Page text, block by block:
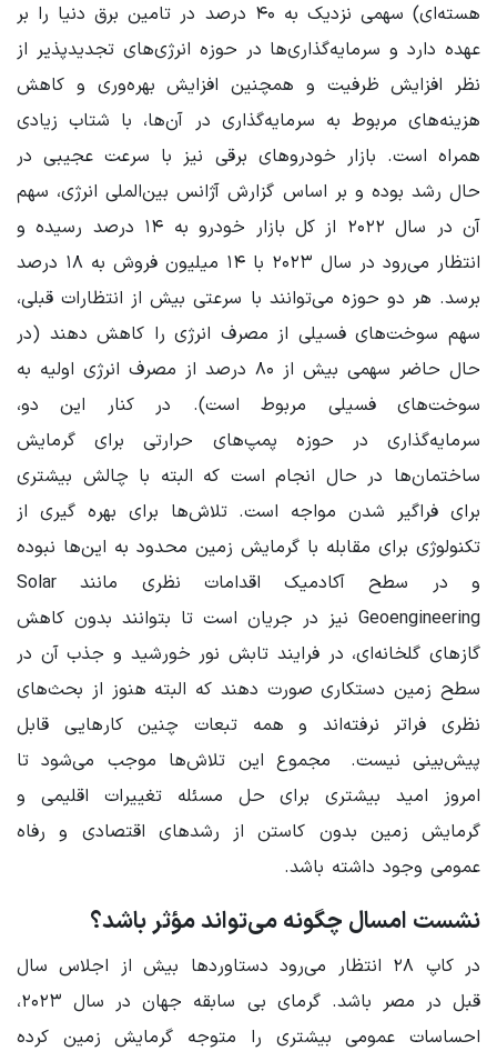
هسته‌ای) سهمی نزدیک به ۴۰ درصد در تامین برق دنیا را بر
عهده دارد و سرمایه‌گذاری‌ها در حوزه انرژی‌های تجدیدپذیر از
نظر افزایش ظرفیت و همچنین افزایش بهره‌وری و کاهش
هزینه‌های مربوط به سرمایه‌گذاری در آن‌ها، با شتاب زیادی
همراه است. بازار خودروهای برقی نیز با سرعت عجیبی در
حال رشد بوده و بر اساس گزارش آژانس بین‌الملی انرژی، سهم
آن در سال ۲۰۲۲ از کل بازار خودرو به ۱۴ درصد رسیده و
انتظار می‌رود در سال ۲۰۲۳ با ۱۴ میلیون فروش به ۱۸ درصد
برسد. هر دو حوزه می‌توانند با سرعتی بیش از انتظارات قبلی،
سهم سوخت‌های فسیلی از مصرف انرژی را کاهش دهند (در
حال حاضر سهمی بیش از ۸۰ درصد از مصرف انرژی اولیه به
سوخت‌های فسیلی مربوط است). در کنار این دو،
سرمایه‌گذاری در حوزه پمپ‌های حرارتی برای گرمایش
ساختمان‌ها در حال انجام است که البته با چالش بیشتری
برای فراگیر شدن مواجه است. تلاش‌ها برای بهره گیری از
تکنولوژی برای مقابله با گرمایش زمین محدود به این‌ها نبوده
و در سطح آکادمیک اقدامات نظری مانند Solar
Geoengineering نیز در جریان است تا بتوانند بدون کاهش
گازهای گلخانه‌ای، در فرایند تابش نور خورشید و جذب آن در
سطح زمین دستکاری صورت دهند که البته هنوز از بحث‌های
نظری فراتر نرفته‌اند و همه تبعات چنین کارهایی قابل
پیش‌بینی نیست. مجموع این تلاش‌ها موجب می‌شود تا
امروز امید بیشتری برای حل مسئله تغییرات اقلیمی و
گرمایش زمین بدون کاستن از رشدهای اقتصادی و رفاه
عمومی وجود داشته باشد.
نشست امسال چگونه می‌تواند مؤثر باشد؟
در کاپ ۲۸ انتظار می‌رود دستاوردها بیش از اجلاس سال
قبل در مصر باشد. گرمای بی سابقه جهان در سال ۲۰۲۳،
احساسات عمومی بیشتری را متوجه گرمایش زمین کرده